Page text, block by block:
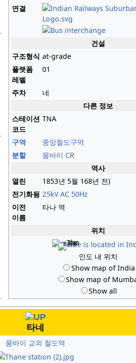
연결
건설
구조형식 at-grade
플랫폼
레벨
01
주차
네
다른 정보
스테이션
코드
TNA
구역
중앙철도구역
분할
뭄바이 CR
역사
열린
1853년 5월 168년 전)
전기화됨 25kV AC 50Hz
이전
이름
타나 역
위치
타네
인도 내 위치
Show map of India
Show map of
Show all
타네
뭄바이 교외 철도역